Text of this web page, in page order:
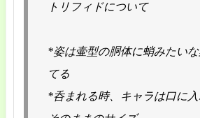
トリフィドについて
*姿は壷型の胴体に蛸みたい
てる
*呑まれる時、キャラは口に